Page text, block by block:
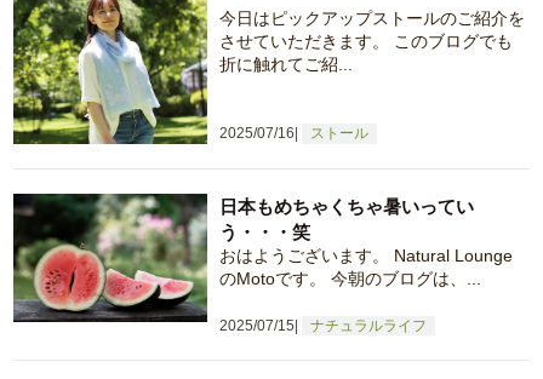
2025/07/16 ストール
今日はピックアップストールのご紹介を
させていただきます。 このブログでも
折に触れてご紹...
2025/07/15 ナチュラルライフ
日本もめちゃくちゃ暑いってい
う・・・笑
おはようございます。 Natural Lounge
のMotoです。 今朝のブログは、...